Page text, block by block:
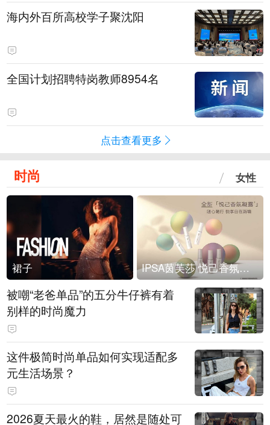
海内外百所高校学子聚沈阳
全国计划招聘特岗教师8954名
点击查看更多
时尚 女性
裙子 IPSA茵芙莎 悦己香氛凝露上市
被嘲“老爸单品”的五分牛仔裤有着
别样的时尚魔力
这件极简时尚单品如何实现适配多
元生活场景？
2026夏天最火的鞋，居然是随处可